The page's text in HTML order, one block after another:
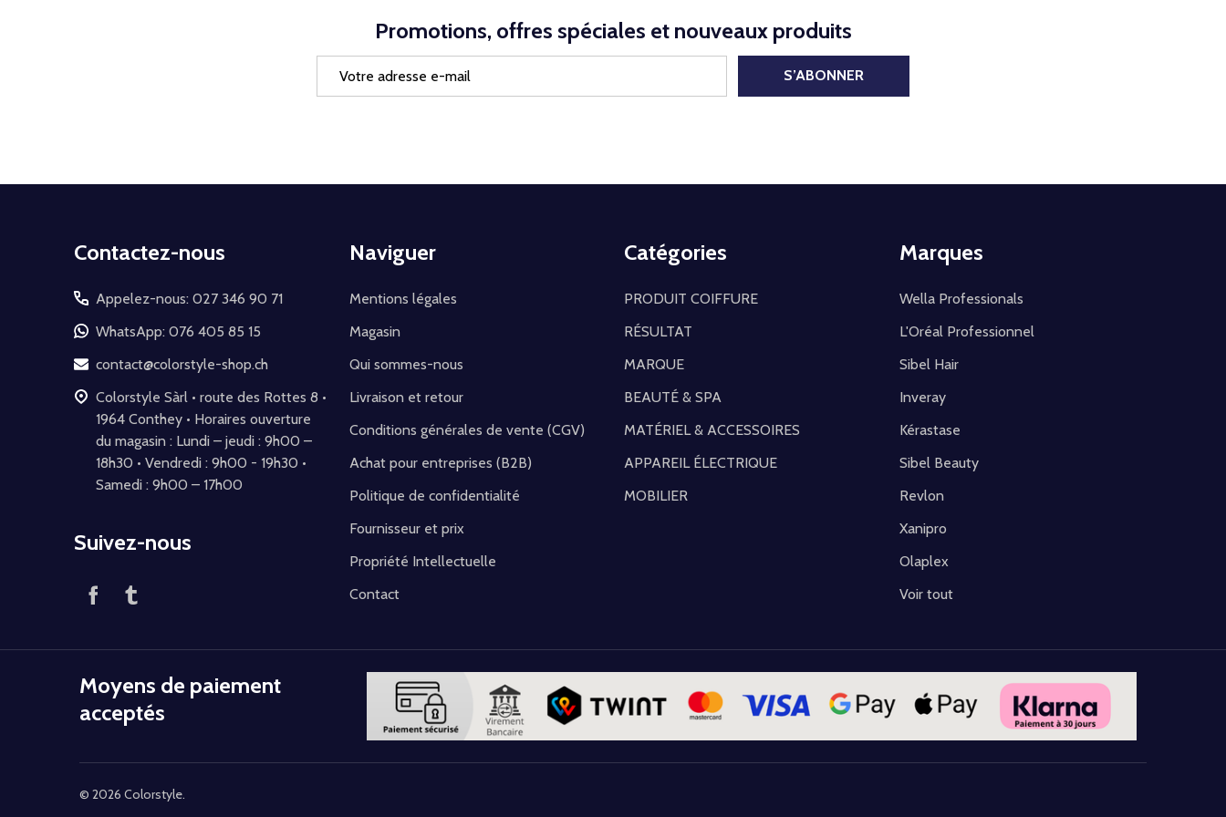
Promotions, offres spéciales et nouveaux produits
S’ABONNER
Contactez-nous
Appelez-nous: 027 346 90 71
WhatsApp: 076 405 85 15
contact@colorstyle-shop.ch
Colorstyle Sàrl • route des Rottes 8 •
1964 Conthey • Horaires ouverture
du magasin : Lundi – jeudi : 9h00 –
18h30 • Vendredi : 9h00 - 19h30 •
Samedi : 9h00 – 17h00
Suivez-nous
Naviguer
Mentions légales
Magasin
Qui sommes-nous
Livraison et retour
Conditions générales de vente (CGV)
Achat pour entreprises (B2B)
Politique de confidentialité
Fournisseur et prix
Propriété Intellectuelle
Contact
Catégories
PRODUIT COIFFURE
RÉSULTAT
MARQUE
BEAUTÉ & SPA
MATÉRIEL & ACCESSOIRES
APPAREIL ÉLECTRIQUE
MOBILIER
Marques
Wella Professionals
L'Oréal Professionnel
Sibel Hair
Inveray
Kérastase
Sibel Beauty
Revlon
Xanipro
Olaplex
Voir tout
Moyens de paiement
acceptés
© 2026 Colorstyle.